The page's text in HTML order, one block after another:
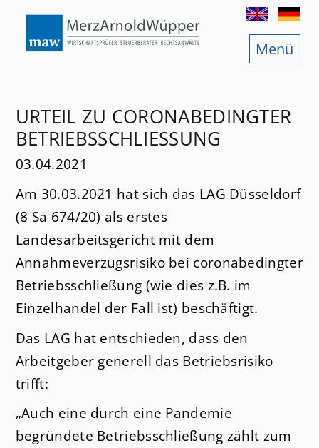
URTEIL ZU CORONABEDINGTER
BETRIEBSSCHLIESSUNG
03.04.2021
Am 30.03.2021 hat sich das LAG Düsseldorf
(8 Sa 674/20) als erstes
Landesarbeitsgericht mit dem
Annahmeverzugsrisiko bei coronabedingter
Betriebsschließung (wie dies z.B. im
Einzelhandel der Fall ist) beschäftigt.
Das LAG hat entschieden, dass den
Arbeitgeber generell das Betriebsrisiko
trifft:
„Auch eine durch eine Pandemie
begründete Betriebsschließung zählt zum
Menü
Start
Steuerberatung
Rechtsberatung
News
Jobs
Services
Standorte